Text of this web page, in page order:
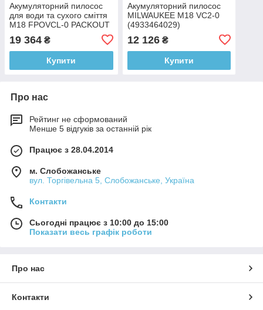
Акумуляторний пилосос
для води та сухого сміття
M18 FPOVCL-0 PACKOUT
MILWAUKEE (4933478187)
19 364 ₴
Купити
Акумуляторний пилосос
MILWAUKEE M18 VC2-0
(4933464029)
12 126₴
Купити
Про нас
Рейтинг не сформований
Менше 5 відгуків за останній рік
Працює з 28.04.2014
м. Слобожанське
вул. Торгівельна 5, Слобожанське, Україна
Контакти
Сьогодні працює з 10:00 до 15:00
Показати весь графік роботи
Про нас
Контакти